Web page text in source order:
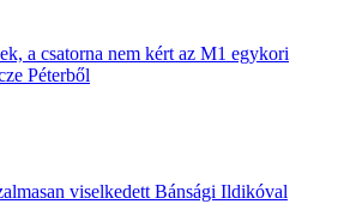
a csatorna nem kért az M1 egykori
Péterből
viselkedett Bánsági Ildikóval